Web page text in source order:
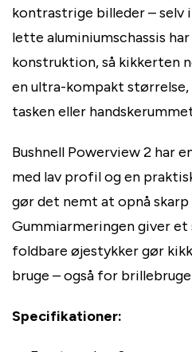
kontrastrige billeder – selv
lette aluminiumschassis
konstruktion, så kikkerten
en ultra-kompakt
tasken eller
Bushnell Powerview 2 har
med lav profil og en
gør det nemt at opnå skarp
Gummiarmeringen giver et
foldbare øjestykker gør
bruge – også for
Specifikationer: